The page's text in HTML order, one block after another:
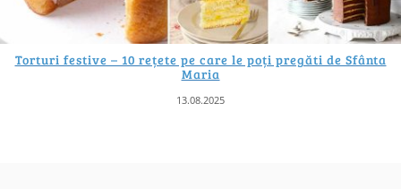
Torturi festive – 10 rețete pe care le poți pregăti de Sfânta
Maria
13.08.2025